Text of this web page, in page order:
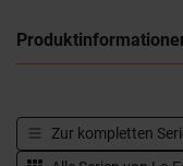
Zur kompletten